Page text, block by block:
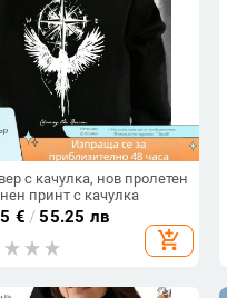
с качулка, нов пролетен
принт с качулка
€ /55.25 лв
add_shopping_cart